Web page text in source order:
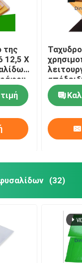
της
12,5 X
(32)